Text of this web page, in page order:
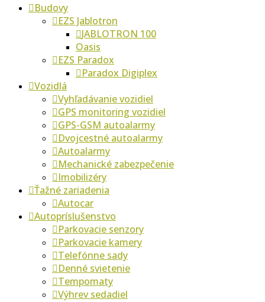
Budovy
EZS Jablotron
JABLOTRON 100
Oasis
EZS Paradox
Paradox Digiplex
Vozidlá
Vyhľadávanie vozidiel
GPS monitoring vozidiel
GPS-GSM autoalarmy
Dvojcestné autoalarmy
Autoalarmy
Mechanické zabezpečenie
Imobilizéry
Ťažné zariadenia
Autocar
Autopríslušenstvo
Parkovacie senzory
Parkovacie kamery
Telefónne sady
Denné svietenie
Tempomaty
Výhrev sedadiel